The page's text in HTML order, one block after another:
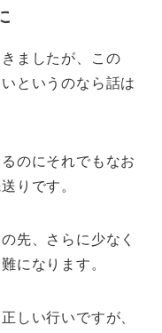
ましたが、この
というのなら話は
のにそれでもなお
りです。
先、さらに少なく
になります。
しい行いですが、